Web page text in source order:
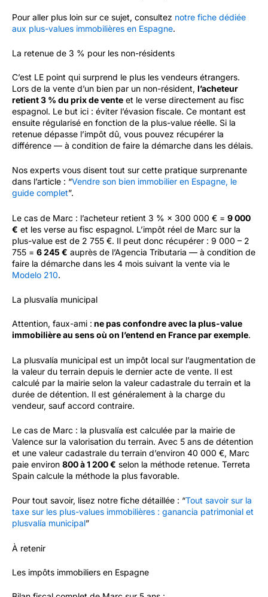
Pour aller plus loin sur ce sujet, consultez notre fiche dédiée
aux plus-values immobilières en Espagne.
La retenue de 3 % pour les non-résidents
C’est LE point qui surprend le plus les vendeurs étrangers.
Lors de la vente d’un bien par un non-résident, l’acheteur
retient 3 % du prix de vente et le verse directement au fisc
espagnol. Le but ici : éviter l’évasion fiscale. Ce montant est
ensuite régularisé en fonction de la plus-value réelle. Si la
retenue dépasse l’impôt dû, vous pouvez récupérer la
différence — à condition de faire la démarche dans les délais.
Nos experts vous disent tout sur cette pratique surprenante
dans l’article : “Vendre son bien immobilier en Espagne, le
guide complet”.
Le cas de Marc : l’acheteur retient 3 % × 300 000 € = 9 000
€ et les verse au fisc espagnol. L’impôt réel de Marc sur la
plus-value est de 2 755 €. Il peut donc récupérer : 9 000 – 2
755 = 6 245 € auprès de l’Agencia Tributaria — à condition de
faire la démarche dans les 4 mois suivant la vente via le
Modelo 210.
La plusvalía municipal
Attention, faux-ami : ne pas confondre avec la plus-value
immobilière au sens où on l’entend en France par exemple.
La plusvalía municipal est un impôt local sur l’augmentation de
la valeur du terrain depuis le dernier acte de vente. Il est
calculé par la mairie selon la valeur cadastrale du terrain et la
durée de détention. Il est généralement à la charge du
vendeur, sauf accord contraire.
Le cas de Marc : la plusvalía est calculée par la mairie de
Valence sur la valorisation du terrain. Avec 5 ans de détention
et une valeur cadastrale du terrain d’environ 40 000 €, Marc
paie environ 800 à 1 200 € selon la méthode retenue. Terreta
Spain calcule la méthode la plus favorable.
Pour tout savoir, lisez notre fiche détaillée : “Tout savoir sur la
taxe sur les plus-values immobilières : ganancia patrimonial et
plusvalía municipal”
À retenir
Les impôts immobiliers en Espagne